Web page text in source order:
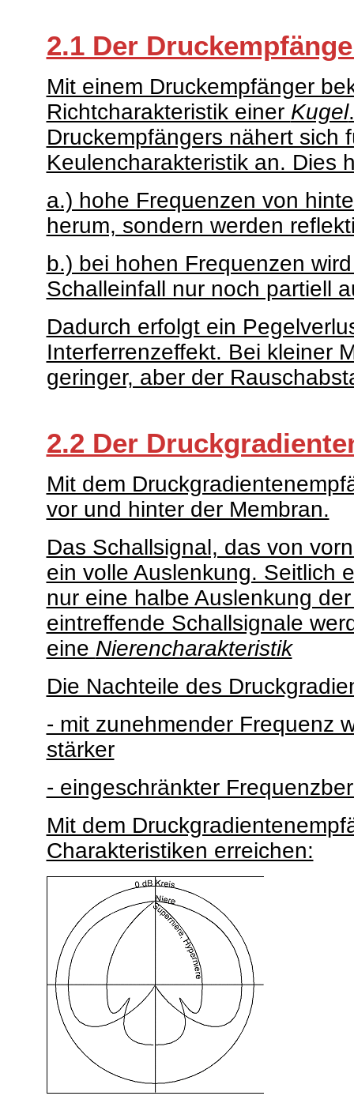
2.1 Der
Mit einem Druckempfänger
Richtcharakteristik einer Kugel
Druckempfängers nähert sich
Keulencharakteristik an. Dies
a.) hohe Frequenzen von
herum, sondern werden
b.) bei hohen Frequenzen
Schalleinfall nur noch partiell
Dadurch erfolgt ein
Interferrenzeffekt. Bei kleiner
geringer, aber der
2.2 Der
Mit dem
vor und hinter der Membran.
Das Schallsignal, das von
ein volle Auslenkung. Seitlich
nur eine halbe Auslenkung
eintreffende Schallsignale
eine Nierencharakteristik
Die Nachteile des
- mit zunehmender Frequenz
stärker
- eingeschränkter
Mit dem
Charakteristiken erreichen: